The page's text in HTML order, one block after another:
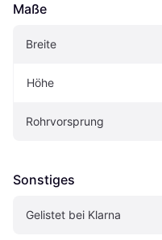
Maße
Breite
Höhe
Rohrvorsprung
Sonstiges
Gelistet bei Klarna